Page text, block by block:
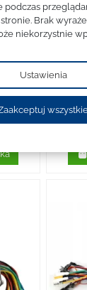
i
podczas
Brak
niekorzystnie
Ustawienia